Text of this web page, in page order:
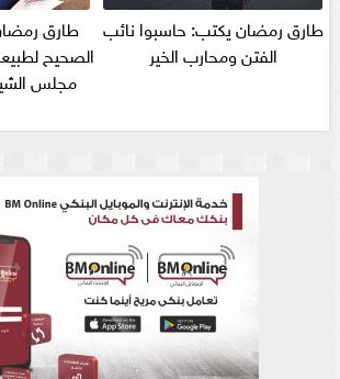
طارق رمضان يكتب: حاسبوا نائب
الفتن ومحارب الخير
طارق
الصحيح
مجلس